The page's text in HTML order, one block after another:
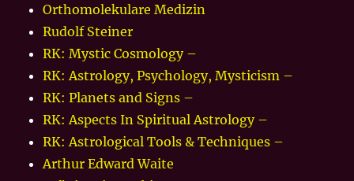
Orthomolekulare Medizin
Rudolf Steiner
RK: Mystic Cosmology –
RK: Astrology, Psychology, Mysticism –
RK: Planets and Signs –
RK: Aspects In Spiritual Astrology –
RK: Astrological Tools & Techniques –
Arthur Edward Waite